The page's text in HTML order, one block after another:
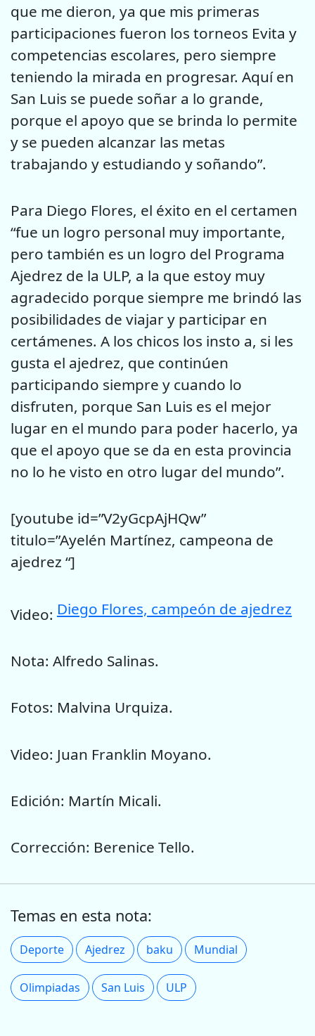
que me dieron, ya que mis primeras
participaciones fueron los torneos Evita y
competencias escolares, pero siempre
teniendo la mirada en progresar. Aquí en
San Luis se puede soñar a lo grande,
porque el apoyo que se brinda lo permite
y se pueden alcanzar las metas
trabajando y estudiando y soñando”.
Para Diego Flores, el éxito en el certamen
“fue un logro personal muy importante,
pero también es un logro del Programa
Ajedrez de la ULP, a la que estoy muy
agradecido porque siempre me brindó las
posibilidades de viajar y participar en
certámenes. A los chicos los insto a, si les
gusta el ajedrez, que continúen
participando siempre y cuando lo
disfruten, porque San Luis es el mejor
lugar en el mundo para poder hacerlo, ya
que el apoyo que se da en esta provincia
no lo he visto en otro lugar del mundo”.
[youtube id=”V2yGcpAjHQw”
titulo=”Ayelén Martínez, campeona de
ajedrez “]
Video: Diego Flores, campeón de ajedrez
Nota: Alfredo Salinas.
Fotos: Malvina Urquiza.
Video: Juan Franklin Moyano.
Edición: Martín Micali.
Corrección: Berenice Tello.
Temas en esta nota:
Deporte Ajedrez baku Mundial
Olimpiadas San Luis ULP